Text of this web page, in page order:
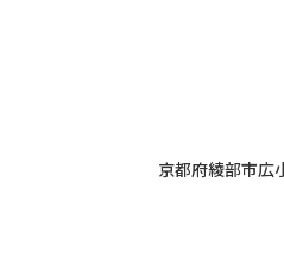
京都府綾部市広